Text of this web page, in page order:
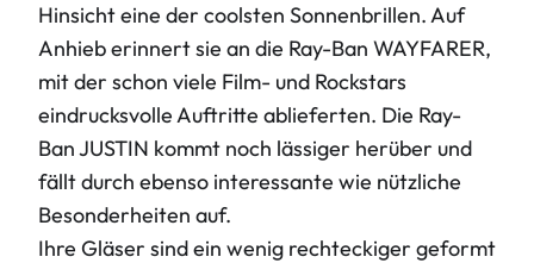
Hinsicht eine der coolsten Sonnenbrillen. Auf
Anhieb erinnert sie an die Ray-Ban WAYFARER,
mit der schon viele Film- und Rockstars
eindrucksvolle Auftritte ablieferten. Die Ray-
Ban JUSTIN kommt noch lässiger herüber und
fällt durch ebenso interessante wie nützliche
Besonderheiten auf.
Ihre Gläser sind ein wenig rechteckiger geformt